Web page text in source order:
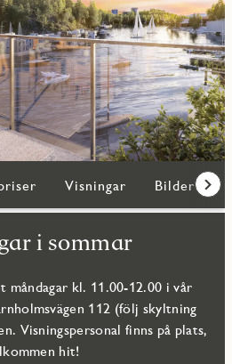
Visningar Bilder
i sommar
måndagar kl. 11.00-12.00 i vår
112 (följ skyltning
Visningspersonal finns på plats,
hit!